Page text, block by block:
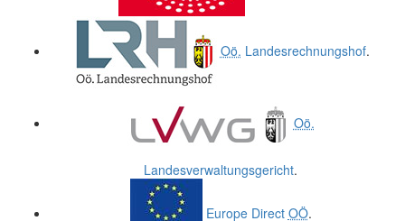
Oö. Landesrechnungshof.
Oö.
Landesverwaltungsgericht.
Europe Direct OÖ.